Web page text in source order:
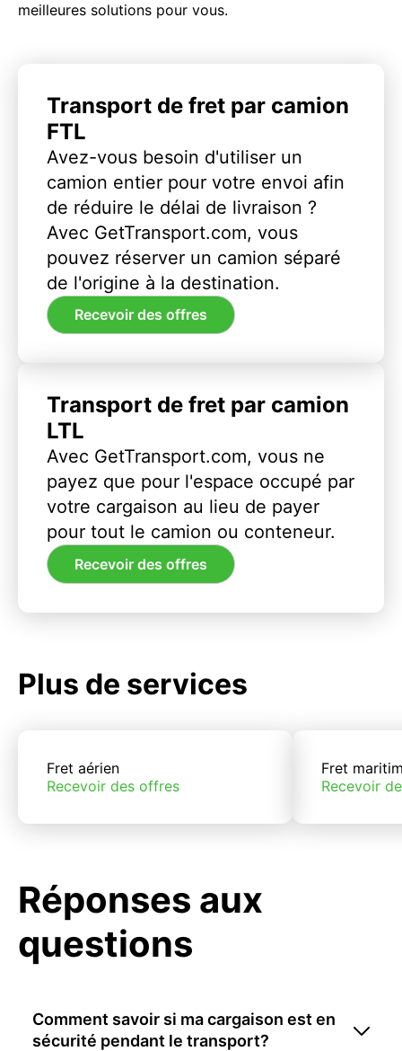
meilleures solutions pour vous.
Transport de fret par camion
FTL
Avez-vous besoin d'utiliser un
camion entier pour votre envoi afin
de réduire le délai de livraison ?
Avec GetTransport.com, vous
pouvez réserver un camion séparé
de l'origine à la destination.
Recevoir des offres
Transport de fret par camion
LTL
Avec GetTransport.com, vous ne
payez que pour l'espace occupé par
votre cargaison au lieu de payer
pour tout le camion ou conteneur.
Recevoir des offres
Plus de services
Fret aérien
Recevoir des offres
Fret
Recevoir
Réponses aux
questions
Comment savoir si ma cargaison est en
sécurité pendant le transport?